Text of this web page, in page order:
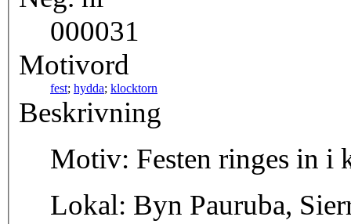
000031
Motivord
fest; hydda; klocktorn
Beskrivning
Motiv: Festen ringes in i
Lokal: Byn Pauruba,